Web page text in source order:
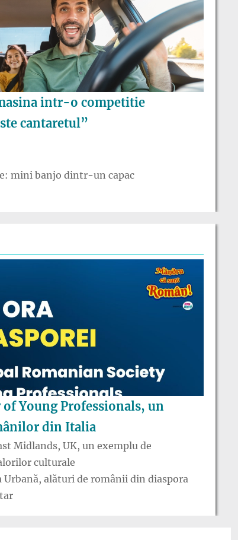
intr-o competitie
cantaretul”
mini banjo dintr-un capac
Young Professionals, un
din Italia
Midlands, UK, un exemplu de
culturale
Urbană, alături de românii din diaspora